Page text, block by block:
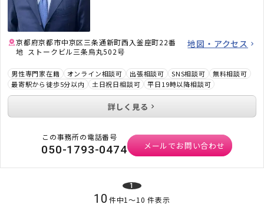
京都府京都市中京区三条通新町西入釜座町22番
地 ストークビル三条烏丸502号
地図・アクセス
男性専門家在籍 オンライン相談可 出張相談可 SNS相談可
無料相談可
最寄駅から徒歩5分以内
土日祝日相談可 平日19時以降相談可
詳しく見る
この事務所の電話番号
050-1793-0474 メールでお問い合わせ
1
10 件中1〜10 件表示